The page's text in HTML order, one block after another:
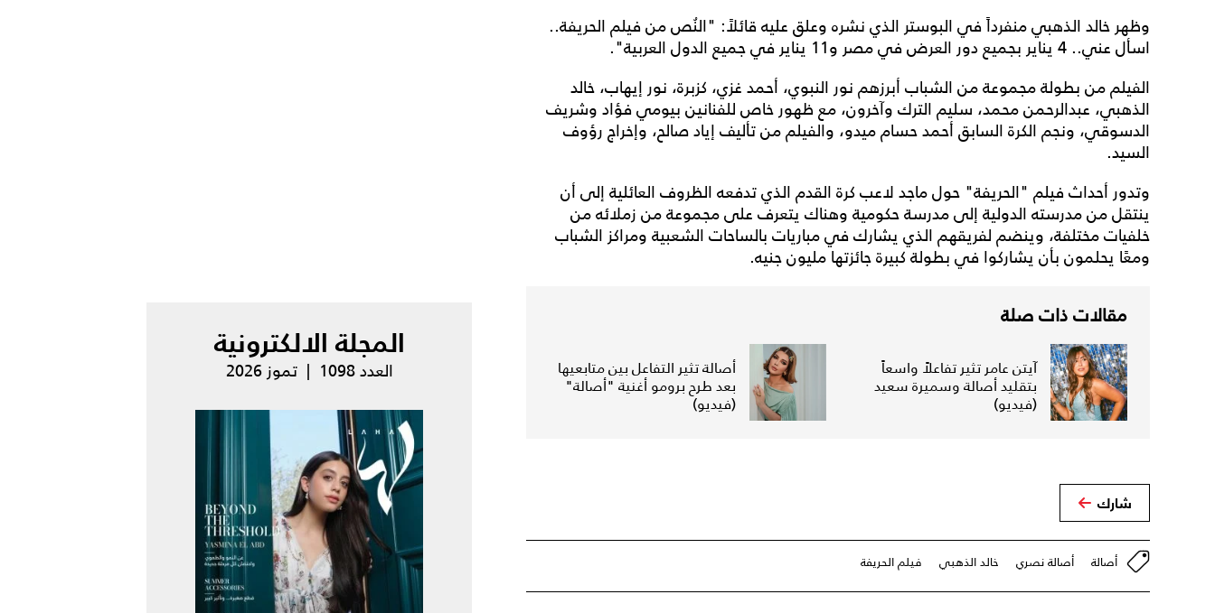
وظهر خالد الذهبي منفرداً في البوستر الذي نشره وعلق عليه قائلاً: "النُص من فيلم الحريفة..
اسأل عني.. 4 يناير بجميع دور العرض في مصر و11 يناير في جميع الدول العربية".
الفيلم من بطولة مجموعة من الشباب أبرزهم نور النبوي، أحمد غزي، كزبرة، نور إيهاب، خالد
الذهبي، عبدالرحمن محمد، سليم الترك وآخرون، مع ظهور خاص للفنانين بيومي فؤاد وشريف
الدسوقي، ونجم الكرة السابق أحمد حسام ميدو، والفيلم من تأليف إياد صالح، وإخراج رؤوف
السيد.
وتدور أحداث فيلم "الحريفة" حول ماجد لاعب كرة القدم الذي تدفعه الظروف العائلية إلى أن
ينتقل من مدرسته الدولية إلى مدرسة حكومية وهناك يتعرف على مجموعة من زملائه من
خلفيات مختلفة، وينضم لفريقهم الذي يشارك في مباريات بالساحات الشعبية ومراكز الشباب
ومعًا يحلمون بأن يشاركوا في بطولة كبيرة جائزتها مليون جنيه.
مقالات ذات صلة
آيتن عامر تثير تفاعلاً واسعاً
بتقليد أصالة وسميرة سعيد
(فيديو)
أصالة تثير التفاعل بين متابعيها
بعد طرح برومو أغنية "أصالة"
(فيديو)
شارك
أصالة أصالة نصري خالد الذهبي فيلم الحريفة
المجلة الالكترونية
العدد 1098 | تموز 2026